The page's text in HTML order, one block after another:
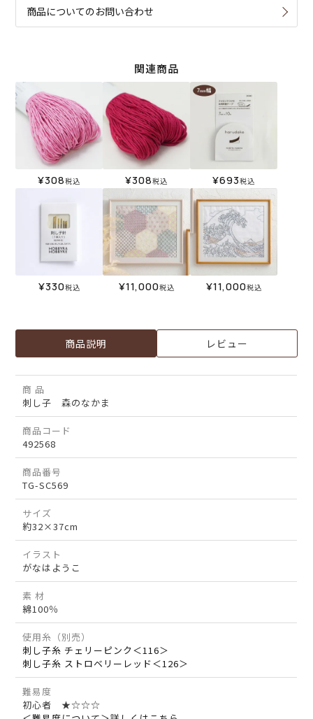
商品についてのお問い合わせ
関連商品
¥308税込 ¥308税込 ¥693税込
¥330税込 ¥11,000税込 ¥11,000税込
商品説明 レビュー
商 品
刺し子 森のなかま
商品コード
492568
商品番号
TG-SC569
サイズ
約32×37cm
イラスト
がなはようこ
素 材
綿100％
使用糸（別売）
刺し子糸 チェリーピンク＜116＞
刺し子糸 ストロベリーレッド＜126＞
難易度
初心者 ★☆☆☆